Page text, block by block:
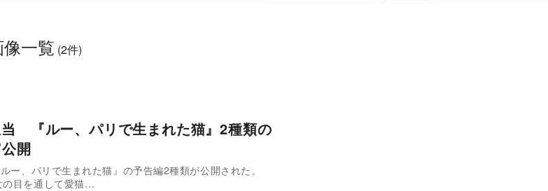
一覧 (2件)
『ルー、パリで生まれた猫』2種類の
開
ー、パリで生まれた猫』の予告編2種類が公開された。
の目を通して愛猫…